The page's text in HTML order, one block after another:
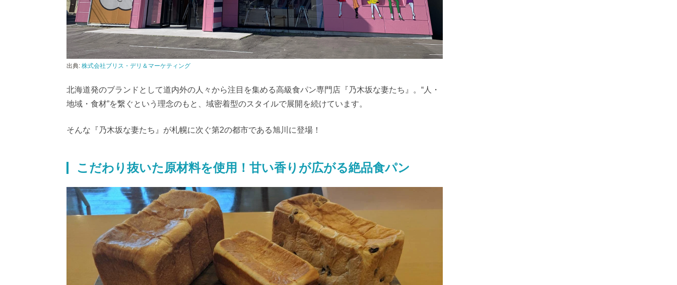
出典: 株式会社ブリス・デリ＆マーケティング
北海道発のブランドとして道内外の人々から注目を集める高級食パン専門店『乃木坂な妻たち』。“人・
地域・食材”を繋ぐという理念のもと、域密着型のスタイルで展開を続けています。
そんな『乃木坂な妻たち』が札幌に次ぐ第2の都市である旭川に登場！
こだわり抜いた原材料を使用！甘い香りが広がる絶品食パン